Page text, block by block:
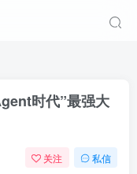
时代”最强大
关注 私信